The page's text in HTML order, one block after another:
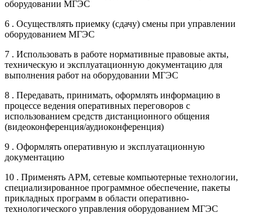
оборудовании МГЭС
6 . Осуществлять приемку (сдачу) смены при управлении
оборудованием МГЭС
7 . Использовать в работе нормативные правовые акты,
техническую и эксплуатационную документацию для
выполнения работ на оборудовании МГЭС
8 . Передавать, принимать, оформлять информацию в
процессе ведения оперативных переговоров с
использованием средств дистанционного общения
(видеоконференция/аудиоконференция)
9 . Оформлять оперативную и эксплуатационную
документацию
10 . Применять АРМ, сетевые компьютерные технологии,
специализированное программное обеспечение, пакеты
прикладных программ в области оперативно-
технологического управления оборудованием МГЭС